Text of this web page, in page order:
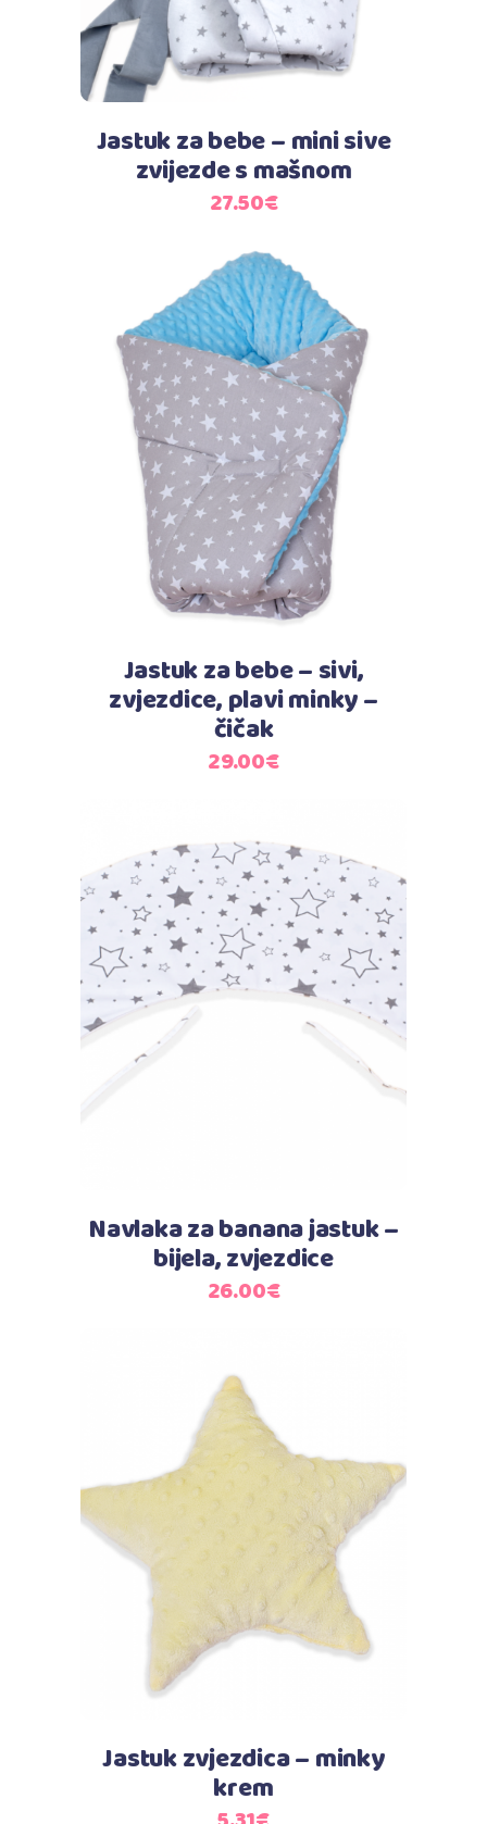
Jastuk za bebe – mini sive
zvijezde s mašnom
27.50€
Dodaj u košaricu
Jastuk za bebe – sivi,
zvjezdice, plavi minky –
čičak
29.00€
Dodaj u košaricu
Navlaka za banana jastuk –
bijela, zvjezdice
26.00€
Dodaj u košaricu
Jastuk zvjezdica – minky
krem